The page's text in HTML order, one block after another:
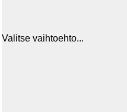
Valitse vaihtoehto...